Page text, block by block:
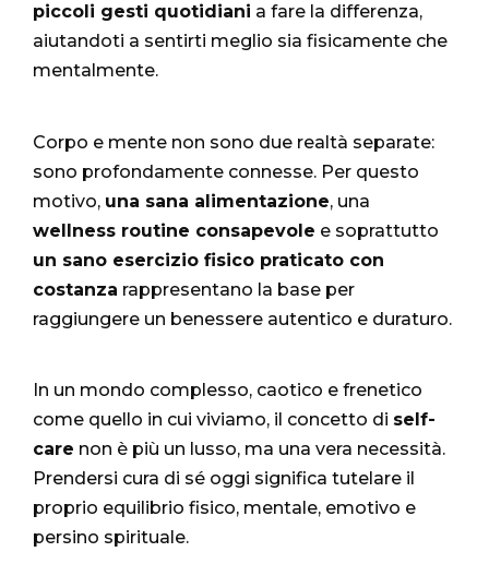
piccoli gesti quotidiani a fare la differenza,
aiutandoti a sentirti meglio sia fisicamente che
mentalmente.
Corpo e mente non sono due realtà separate:
sono profondamente connesse. Per questo
motivo, una sana alimentazione, una
wellness routine consapevole e soprattutto
un sano esercizio fisico praticato con
costanza rappresentano la base per
raggiungere un benessere autentico e duraturo.
In un mondo complesso, caotico e frenetico
come quello in cui viviamo, il concetto di self-
care non è più un lusso, ma una vera necessità.
Prendersi cura di sé oggi significa tutelare il
proprio equilibrio fisico, mentale, emotivo e
persino spirituale.